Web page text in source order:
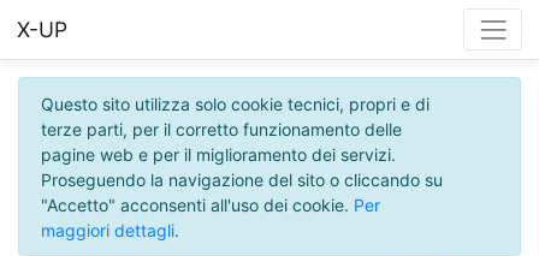
X-UP
Questo sito utilizza solo cookie tecnici, propri e di
terze parti, per il corretto funzionamento delle
pagine web e per il miglioramento dei servizi.
Proseguendo la navigazione del sito o cliccando su
"Accetto" acconsenti all'uso dei cookie. Per
maggiori dettagli.